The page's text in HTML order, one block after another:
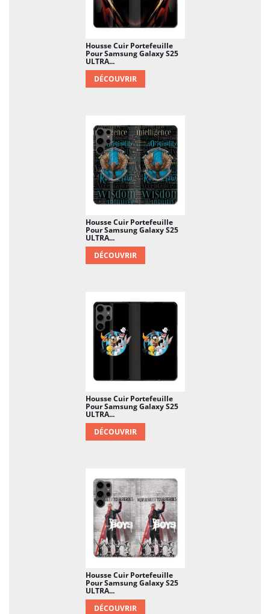
Housse Cuir Portefeuille
Pour Samsung Galaxy S25
ULTRA...
DÉCOUVRIR
Housse Cuir Portefeuille
Pour Samsung Galaxy S25
ULTRA...
DÉCOUVRIR
Housse Cuir Portefeuille
Pour Samsung Galaxy S25
ULTRA...
DÉCOUVRIR
Housse Cuir Portefeuille
Pour Samsung Galaxy S25
ULTRA...
DÉCOUVRIR